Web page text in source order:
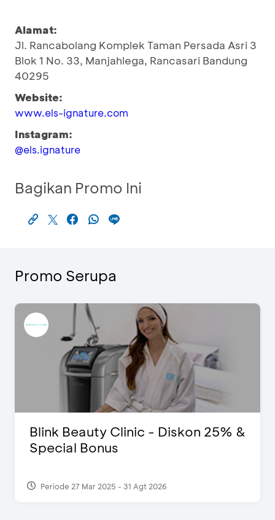
Alamat:
Jl. Rancabolang Komplek Taman Persada Asri 3
Blok 1 No. 33, Manjahlega, Rancasari Bandung
40295
Website:
www.els-ignature.com
Instagram:
@els.ignature
Bagikan Promo Ini
Promo Serupa
25% & Pomelo - Potongan
Periode 22 Feb 2025